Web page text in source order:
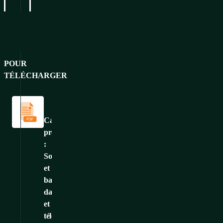
POUR
TÉLÉCHARGER
Catalogue
produits
:
Solutions
et
baies
data
et
télécoms
Catalogues
et
brochures